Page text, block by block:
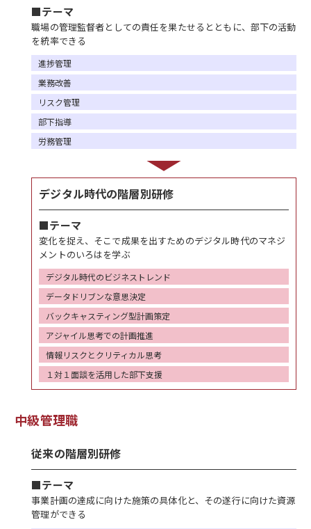
■テーマ
職場の管理監督者としての責任を果たせるとともに、部下の活動
を統率できる
進捗管理
業務改善
リスク管理
部下指導
労務管理
デジタル時代の階層別研修
■テーマ
変化を捉え、そこで成果を出すためのデジタル時代のマネジ
メントのいろはを学ぶ
デジタル時代のビジネストレンド
データドリブンな意思決定
バックキャスティング型計画策定
アジャイル思考での計画推進
情報リスクとクリティカル思考
１対１面談を活用した部下支援
中級管理職
従来の階層別研修
■テーマ
事業計画の達成に向けた施策の具体化と、その遂行に向けた資源
管理ができる